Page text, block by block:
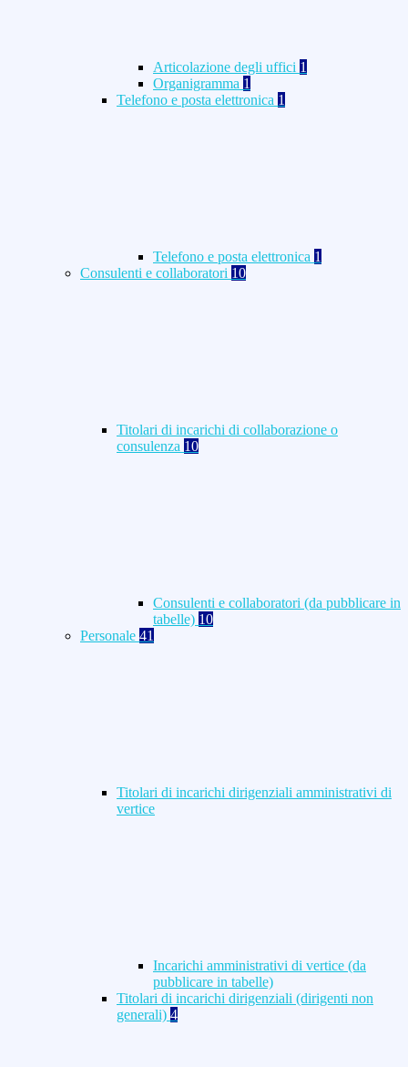
Articolazione degli uffici 1
Organigramma 1
Telefono e posta elettronica 1
Telefono e posta elettronica 1
Consulenti e collaboratori 10
Titolari di incarichi di collaborazione o
consulenza 10
Consulenti e collaboratori (da pubblicare in
tabelle) 10
Personale 41
Titolari di incarichi dirigenziali amministrativi di
vertice
Incarichi amministrativi di vertice (da
pubblicare in tabelle)
Titolari di incarichi dirigenziali (dirigenti non
generali) 4